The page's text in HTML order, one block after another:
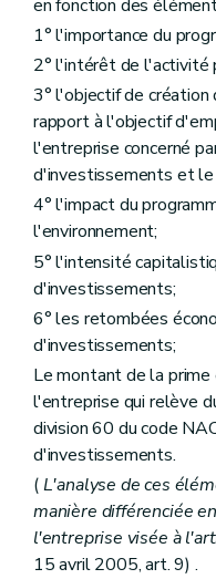
en fonction des
1° l'importance du
2° l'intérêt de l'activité
3° l'objectif de création
rapport à l'objectif
l'entreprise concerné
d'investissements et le
4° l'impact du
l'environnement;
5° l'intensité
d'investissements;
6° les retombées
d'investissements;
Le montant de la prime
l'entreprise qui relève
division 60 du code
d'investissements.
(L'analyse de ces
manière différenciée
l'entreprise visée à
15 avril 2005, art. 9) .